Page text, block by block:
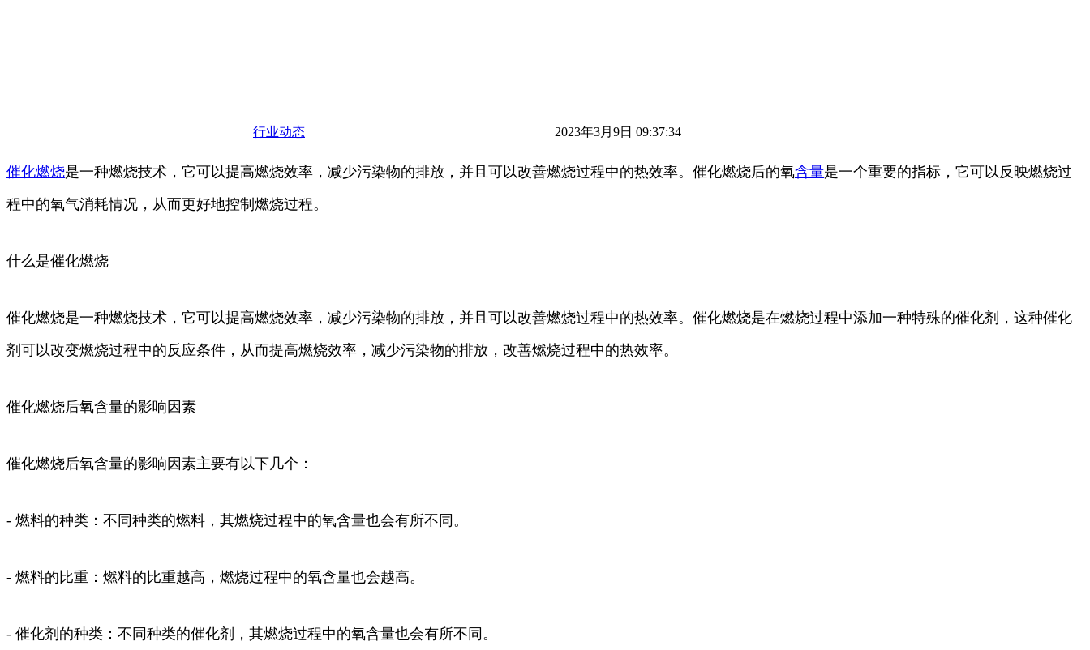
行业动态 2023年3月9日 09:37:34
催化燃烧是一种燃烧技术，它可以提高燃烧效率，减少污染物的排放，并且可以改善燃烧过程中的热效率。催化燃烧后的氧含量是一个重要的指标，它可以反映燃烧过
程中的氧气消耗情况，从而更好地控制燃烧过程。
什么是催化燃烧
催化燃烧是一种燃烧技术，它可以提高燃烧效率，减少污染物的排放，并且可以改善燃烧过程中的热效率。催化燃烧是在燃烧过程中添加一种特殊的催化剂，这种催化
剂可以改变燃烧过程中的反应条件，从而提高燃烧效率，减少污染物的排放，改善燃烧过程中的热效率。
催化燃烧后氧含量的影响因素
催化燃烧后氧含量的影响因素主要有以下几个：
- 燃料的种类：不同种类的燃料，其燃烧过程中的氧含量也会有所不同。
- 燃料的比重：燃料的比重越高，燃烧过程中的氧含量也会越高。
- 催化剂的种类：不同种类的催化剂，其燃烧过程中的氧含量也会有所不同。